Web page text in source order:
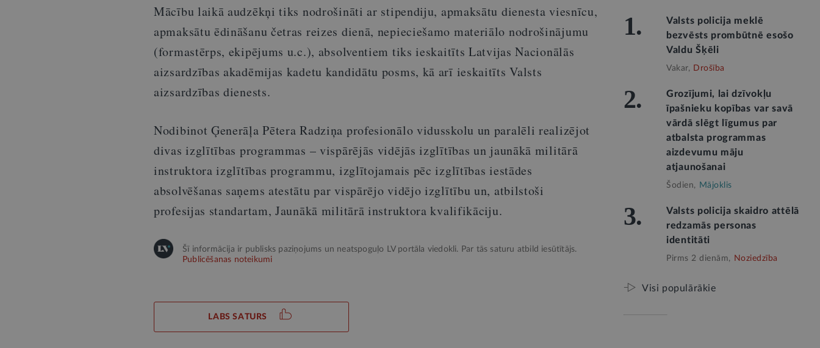
Mācību laikā audzēkņi tiks nodrošināti ar stipendiju, apmaksātu dienesta viesnīcu,
apmaksātu ēdināšanu četras reizes dienā, nepieciešamo materiālo nodrošinājumu
(formastērps, ekipējums u.c.), absolventiem tiks ieskaitīts Latvijas Nacionālās
aizsardzības akadēmijas kadetu kandidātu posms, kā arī ieskaitīts Valsts
aizsardzības dienests.
Nodibinot Ģenerāļa Pētera Radziņa profesionālo vidusskolu un paralēli realizējot
divas izglītības programmas – vispārējās vidējās izglītības un jaunākā militārā
instruktora izglītības programmu, izglītojamais pēc izglītības iestādes
absolvēšanas saņems atestātu par vispārējo vidējo izglītību un, atbilstoši
profesijas standartam, Jaunākā militārā instruktora kvalifikāciju.
Šī informācija ir publisks paziņojums un neatspoguļo LV portāla viedokli. Par tās saturu atbild iesūtītājs.
Publicēšanas noteikumi
LABS SATURS
1.
Valsts policija meklē
bezvēsts prombūtnē esošo
Valdu Šķēli
Vakar, Drošība
2.
Grozījumi, lai dzīvokļu
īpašnieku kopības var savā
vārdā slēgt līgumus par
atbalsta programmas
aizdevumu māju
atjaunošanai
Šodien, Mājoklis
3.
Valsts policija skaidro attēlā
redzamās personas
identitāti
Pirms 2 dienām, Noziedzība
Visi populārākie